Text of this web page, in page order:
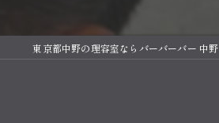
東京都中野の理容室ならバーバーバー 中野